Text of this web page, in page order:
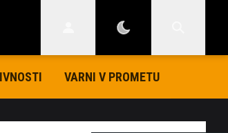
VARNI V PROMETU